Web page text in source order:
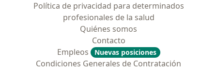
Política de privacidad para determinados
profesionales de la salud
Quiénes somos
Contacto
Empleos
Nuevas posiciones
Condiciones Generales de Contratación